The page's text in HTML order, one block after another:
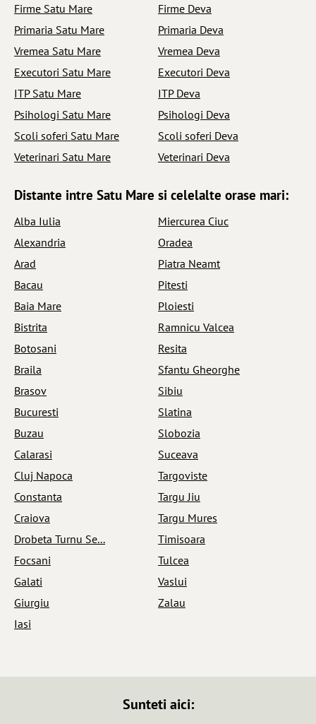
Firme Satu Mare
Primaria Satu Mare
Vremea Satu Mare
Executori Satu Mare
ITP Satu Mare
Psihologi Satu Mare
Scoli soferi Satu Mare
Veterinari Satu Mare
Firme Deva
Primaria Deva
Vremea Deva
Executori Deva
ITP Deva
Psihologi Deva
Scoli soferi Deva
Veterinari Deva
Distante intre Satu Mare si celelalte orase mari:
Alba Iulia
Alexandria
Arad
Bacau
Baia Mare
Bistrita
Botosani
Braila
Brasov
Bucuresti
Buzau
Calarasi
Cluj Napoca
Constanta
Craiova
Drobeta Turnu Se...
Focsani
Galati
Giurgiu
Iasi
Miercurea Ciuc
Oradea
Piatra Neamt
Pitesti
Ploiesti
Ramnicu Valcea
Resita
Sfantu Gheorghe
Sibiu
Slatina
Slobozia
Suceava
Targoviste
Targu Jiu
Targu Mures
Timisoara
Tulcea
Vaslui
Zalau
Sunteti aici: